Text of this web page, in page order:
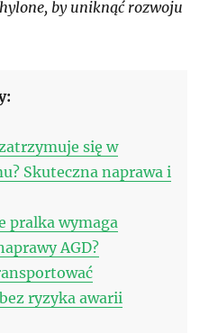
by uniknąć rozwoju
się w
Skuteczna naprawa i
pralka wymaga
AGD?
ryzyka awarii